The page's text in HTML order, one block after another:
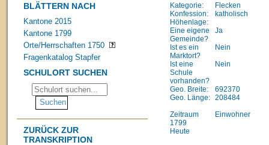
BLÄTTERN NACH
Kantone 2015
Kantone 1799
Orte/Herrschaften 1750
Fragenkatalog Stapfer
SCHULORT SUCHEN
ZURÜCK ZUR
TRANSKRIPTION
Kategorie:
Flecken
Konfession:
katholisch
Höhenlage:
Eine eigene
Gemeinde?
Ja
Ist es ein
Marktort?
Nein
Ist eine
Schule
vorhanden?
Nein
Geo. Breite:
692370
Geo. Länge: 208484
Zeitraum
Einwohner
1799
Heute